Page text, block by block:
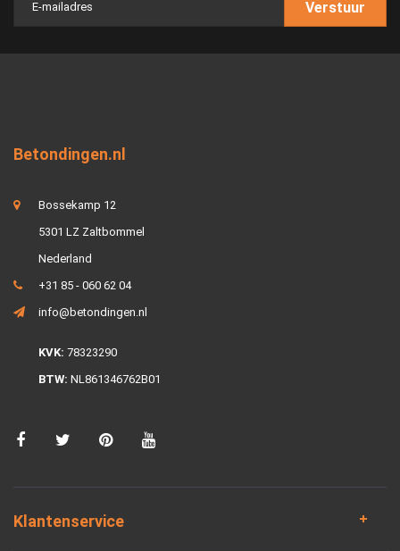
Verstuur
Betondingen.nl
Bossekamp 12
5301 LZ Zaltbommel
Nederland
+31 85 - 060 62 04
info@betondingen.nl
KVK: 78323290
BTW: NL861346762B01
Klantenservice